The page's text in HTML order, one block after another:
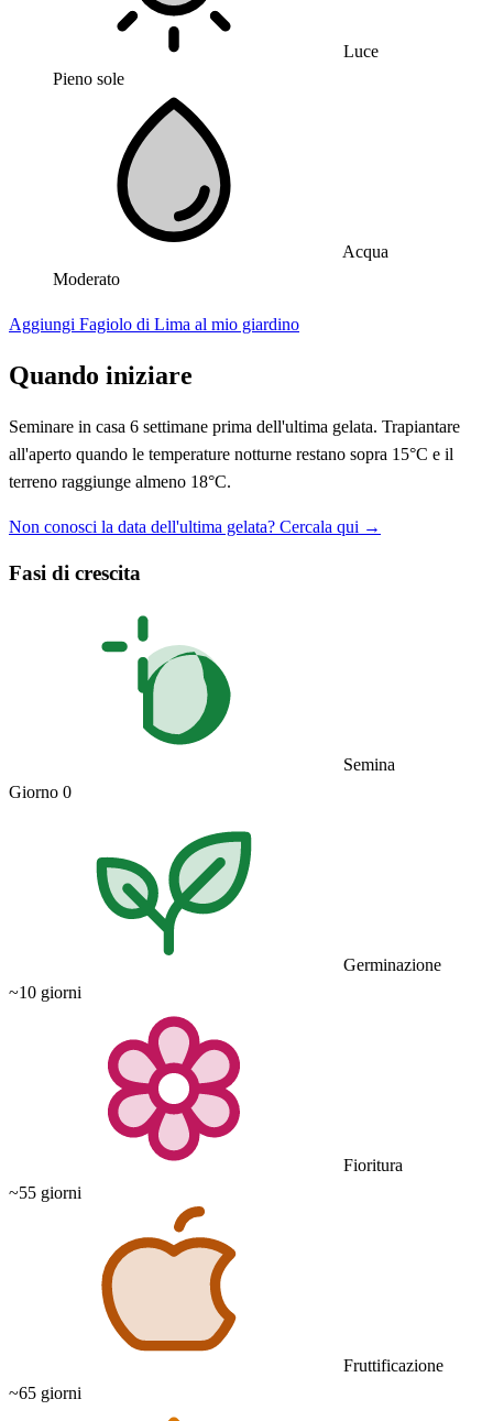
Luce
Pieno sole
Acqua
Moderato
Aggiungi Fagiolo di Lima al mio giardino
Quando iniziare
Seminare in casa 6 settimane prima dell'ultima gelata. Trapiantare
all'aperto quando le temperature notturne restano sopra 15°C e il
terreno raggiunge almeno 18°C.
Non conosci la data dell'ultima gelata? Cercala qui →
Fasi di crescita
Semina
Giorno 0
Germinazione
~10 giorni
Fioritura
~55 giorni
Fruttificazione
~65 giorni